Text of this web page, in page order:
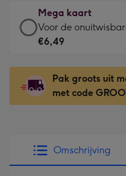
kleine
gelukwens
-
120
x
160
mm
€4,79
-
Meest
gekozen
Dimensions:
167
x
Mega kaart
Mega
kaart
€6,49
-
Voor
-
Dimensions:
Voor de
€6,49
Pak groots uit
met code
Omschrijving